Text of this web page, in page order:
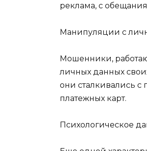
реклама, с
Манипуляции с
Мошенники,
личных данных
они сталкивались
платежных карт.
Психологическое